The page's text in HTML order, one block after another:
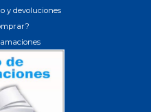
y devoluciones